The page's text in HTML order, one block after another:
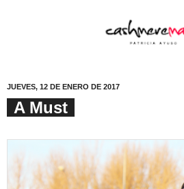
JUEVES, 12 DE ENERO DE 2017
A Must